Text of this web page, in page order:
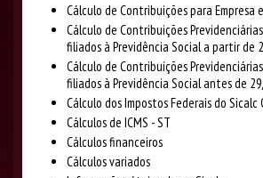
Cálculo de Contribuições para Empresa
Cálculo de Contribuições
filiados à Previdência Social a partir de
Cálculo de Contribuições
filiados à Previdência Social antes de
Cálculo dos Impostos Federais do Sicalc
Cálculos de ICMS - ST
Cálculos financeiros
Cálculos variados